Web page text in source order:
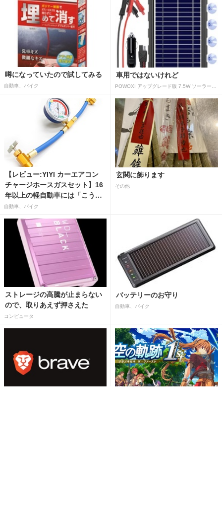
噂になっていたので試してみる
自動車、バイク
車用ではないけれど
【レビュー:YIYI カーエアコン
チャージホースガスセット】16
年以上の軽自動車には「こうか
はばつぐんだ」が…
自動車、バイク
玄関に飾ります
その他
ストレージの高騰が止まらない
ので、取りあえず押さえた
コンピュータ
バッテリーのお守り
自動車、バイク